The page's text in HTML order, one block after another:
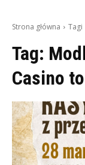
Strona główna Tagi
Tag:
Casino